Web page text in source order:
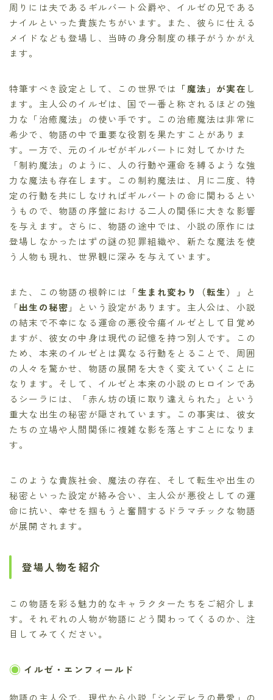
周りには夫であるギルバート公爵や、イルゼの兄である
ナイルといった貴族たちがいます。また、彼らに仕える
メイドなども登場し、当時の身分制度の様子がうかがえ
ます。
特筆すべき設定として、この世界では 「魔法」が実在 し
ます。主人公のイルゼは、国で一番と称されるほどの強
力な「治癒魔法」の使い手です。この治癒魔法は非常に
希少で、物語の中で重要な役割を果たすことがありま
す。一方で、元のイルゼがギルバートに対してかけた
「制約魔法」のように、人の行動や運命を縛るような強
力な魔法も存在します。この制約魔法は、月に二度、特
定の行動を共にしなければギルバートの命に関わるとい
うもので、物語の序盤における二人の関係に大きな影響
を与えます。さらに、物語の途中では、小説の原作には
登場しなかったはずの謎の犯罪組織や、新たな魔法を使
う人物も現れ、世界観に深みを与えています。
また、この物語の根幹には「生まれ変わり（転生）
」と
「出生の秘密 」という設定があります。主人公は、小説
の結末で不幸になる運命の悪役令瘍イルゼとして目覚め
ますが、彼女の中身は現代の記憶を持つ別人です。この
ため、本来のイルゼとは異なる行動をとることで、周囲
の人々を驚かせ、物語の展開を大きく変えていくことに
なります。そして、イルゼと本来の小説のヒロインであ
るシーラには、「赤ん坊の頃に取り違えられた」という
重大な出生の秘密が隠されています。この事実は、彼女
たちの立場や人間関係に複雑な影を落とすことになりま
す。
このような貴族社会、魔法の存在、そして転生や出生の
秘密といった設定が絡み合い、主人公が悪役としての運
命に抗い、幸せを掴もうと奮闘するドラマチックな物語
が展開されます。
登場人物を紹介
この物語を彩る魅力的なキャラクターたちをご紹介しま
す。それぞれの人物が物語にどう関わってくるのか、注
目してみてください。
イルゼ・エンフィールド
物語の主人公で、現代から小説「シンデレラの最愛」の